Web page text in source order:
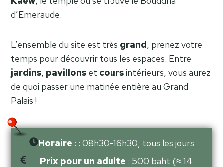
d’Emeraude.
L’ensemble du site est très grand, prenez votre
temps pour découvrir tous les espaces. Entre
jardins, pavillons et coursintérieurs, vous aurez
de quoi passer une matinée entière au Grand
Palais !
Horaire : : 08h30-16h30, tous les jours
Prix pour un adulte : 500 baht (≈ 14